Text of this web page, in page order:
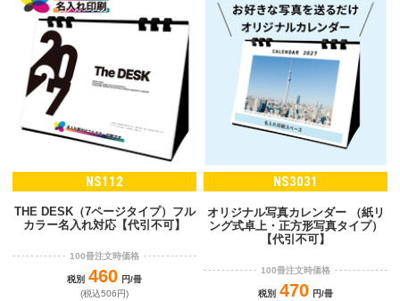
NS112
THE DESK（7ページタイプ）フル
カラー名入れ対応【代引不可】
100冊注文時価格
税別 460 円/冊
(税込506円)
NS3031
オリジナル写真カレンダー （紙リ
ング式卓上・正方形写真タイプ）
【代引不可】
100冊注文時価格
税別 470 円/冊